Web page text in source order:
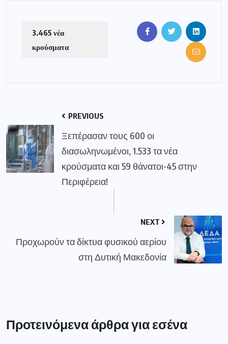
3.465 νέα
κρούσματα
PREVIOUS
Ξεπέρασαν τους 600 οι
διασωληνωμένοι, 1.533 τα νέα
κρούσματα και 59 θάνατοι-45 στην
Περιφέρεια!
NEXT
Προχωρούν τα δίκτυα φυσικού αερίου
στη Δυτική Μακεδονία
Προτεινόμενα άρθρα για εσένα